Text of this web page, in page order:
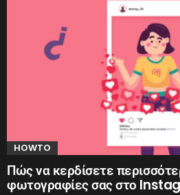
HOWTO
Πώς να κερδίσετε
φωτογραφίες σας στο